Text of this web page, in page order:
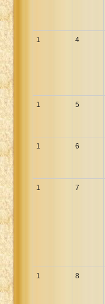
Vietnamese 1934 Bible
1 4
1 5
1 6
1 7
1 8